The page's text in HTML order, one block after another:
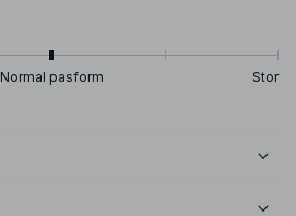
Normal pasform Stor